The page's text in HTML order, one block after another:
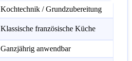
Kochtechnik / Grundzubereitung
Klassische französische Küche
Ganzjährig anwendbar